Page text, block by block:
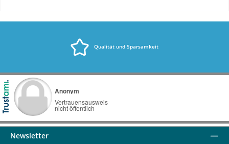
Qualität und Sparsamkeit
Newsletter